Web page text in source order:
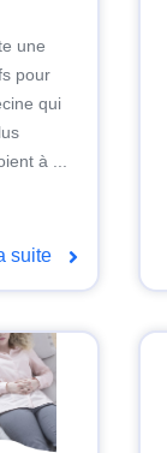
une
pour
qui
à ...
suite